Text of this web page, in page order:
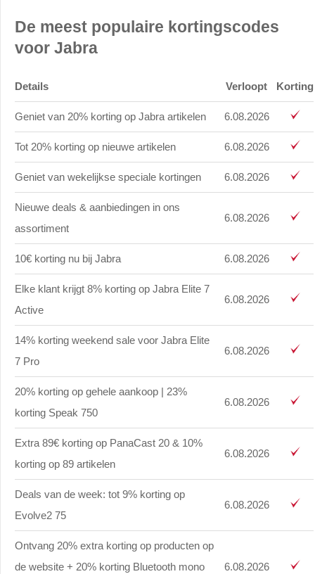
De meest populaire kortingscodes
voor Jabra
Details Verloopt Korting
Geniet van 20% korting op Jabra artikelen 6.08.2026
Tot 20% korting op nieuwe artikelen 6.08.2026
Geniet van wekelijkse speciale kortingen 6.08.2026
Nieuwe deals & aanbiedingen in ons
assortiment
6.08.2026
10€ korting nu bij Jabra 6.08.2026
Elke klant krijgt 8% korting op Jabra Elite 7
Active
6.08.2026
14% korting weekend sale voor Jabra Elite
7 Pro
6.08.2026
20% korting op gehele aankoop | 23%
korting Speak 750
6.08.2026
Extra 89€ korting op PanaCast 20 & 10%
korting op 89 artikelen
6.08.2026
Deals van de week: tot 9% korting op
Evolve2 75
6.08.2026
Ontvang 20% extra korting op producten op
de website + 20% korting Bluetooth mono
6.08.2026